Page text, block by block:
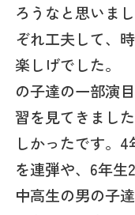
ろうなと思いま
ぞれ工夫して、
楽しげでした。
の子達の一部演
習を見てきまし
しかったです。
を連弾や、6年生
中高生の男の子